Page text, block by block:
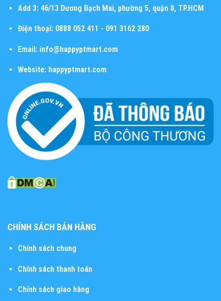
Add 3:46/13 Dương Bạch Mai, phường 5, quận 8, TP.HCM
Điện thoại:0888 052 411 - 091 3162 280
Email:info@happyptmart.com
Website: happyptmart.com
CHÍNH SÁCH BÁN HÀNG
Chính sách chung
Chính sách thanh toán
Chính sách giao hàng